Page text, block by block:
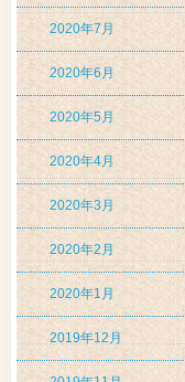
2020年7月
2020年6月
2020年5月
2020年4月
2020年3月
2020年2月
2020年1月
2019年12月